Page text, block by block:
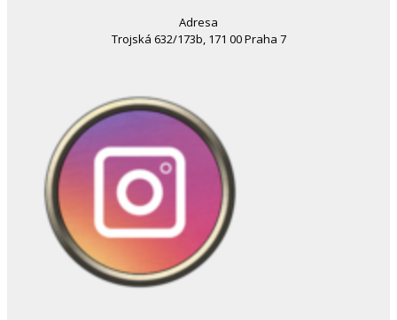
Adresa
Trojská 632/173b, 171 00 Praha 7